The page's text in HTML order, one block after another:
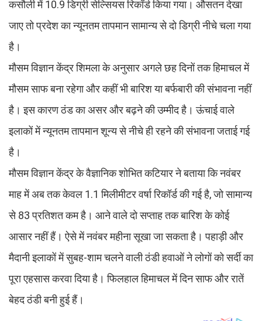
कसौली में 10.9 डिग्री सेल्सियस रिकॉर्ड किया गया। औसतन देखा
जाए तो प्रदेश का न्यूनतम तापमान सामान्य से दो डिग्री नीचे चला गया
है।
मौसम विज्ञान केंद्र शिमला के अनुसार अगले छह दिनों तक हिमाचल में
मौसम साफ बना रहेगा और कहीं भी बारिश या बर्फबारी की संभावना नहीं
है। इस कारण ठंड का असर और बढ़ने की उम्मीद है। ऊंचाई वाले
इलाकों में न्यूनतम तापमान शून्य से नीचे ही रहने की संभावना जताई गई
है।
मौसम विज्ञान केंद्र के वैज्ञानिक शोभित कटियार ने बताया कि नवंबर
माह में अब तक केवल 1.1 मिलीमीटर वर्षा रिकॉर्ड की गई है, जो सामान्य
से 83 प्रतिशत कम है। आने वाले दो सप्ताह तक बारिश के कोई
आसार नहीं हैं। ऐसे में नवंबर महीना सूखा जा सकता है। पहाड़ी और
मैदानी इलाकों में सुबह-शाम चलने वाली ठंडी हवाओं ने लोगों को सर्दी का
पूरा एहसास करवा दिया है। फिलहाल हिमाचल में दिन साफ और रातें
बेहद ठंडी बनी हुई हैं।